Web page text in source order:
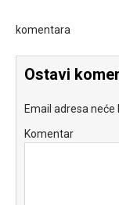
komentara
Ostavi
Email adresa neće
Komentar